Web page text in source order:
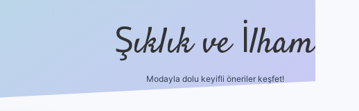
Şıklık ve İlham
Modayla dolu keyifli öneriler keşfet!